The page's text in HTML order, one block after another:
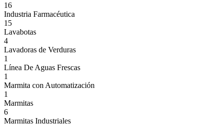
16
Industria Farmacéutica
15
Lavabotas
4
Lavadoras de Verduras
1
Línea De Aguas Frescas
1
Marmita con Automatización
1
Marmitas
6
Marmitas Industriales